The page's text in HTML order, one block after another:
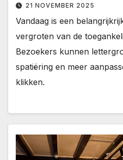
21 NOVEMBER 2025
Vandaag is een
vergroten van de
Bezoekers kunnen
spatiëring en meer
klikken.